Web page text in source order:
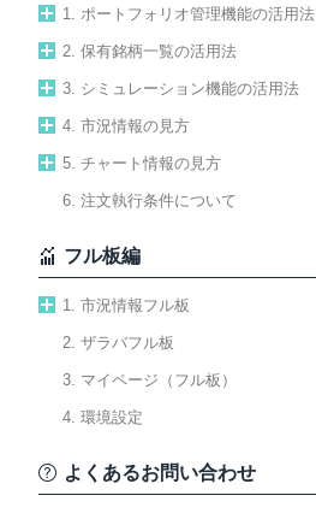
1. ポートフォリオ管理機能の活用法
2. 保有銘柄一覧の活用法
3. シミュレーション機能の活用法
4. 市況情報の見方
5. チャート情報の見方
6. 注文執行条件について
フル板編
1. 市況情報フル板
2. ザラバフル板
3. マイページ（フル板）
4. 環境設定
よくあるお問い合わせ